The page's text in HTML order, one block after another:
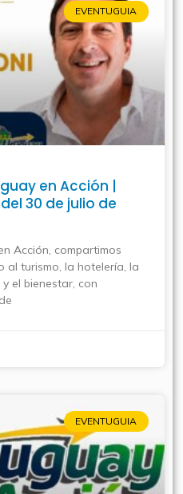
EVENTUGUIA
en Acción |
30 de julio de
Acción, compartimos
al turismo, la hotelería, la
el bienestar, con
EVENTUGUIA